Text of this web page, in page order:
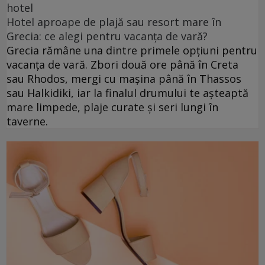
hotel
Hotel aproape de plajă sau resort mare în
Grecia: ce alegi pentru vacanța de vară?
Grecia rămâne una dintre primele opțiuni pentru
vacanța de vară. Zbori două ore până în Creta
sau Rhodos, mergi cu mașina până în Thassos
sau Halkidiki, iar la finalul drumului te așteaptă
mare limpede, plaje curate și seri lungi în
taverne.